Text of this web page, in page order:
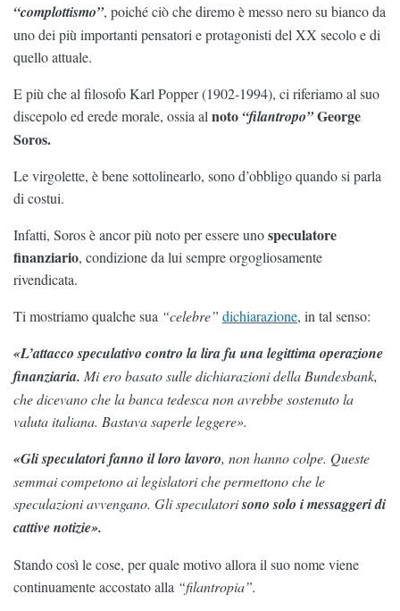
“complottismo”, poiché ciò che diremo è messo nero su bianco da
uno dei più importanti pensatori e protagonisti del XX secolo e di
quello attuale.
E più che al filosofo Karl Popper (1902-1994), ci riferiamo al suo
discepolo ed erede morale, ossia al noto “filantropo”George
Soros.
Le virgolette, è bene sottolinearlo, sono d’obbligo quando si parla
di costui.
Infatti, Soros è ancor più noto per essere unospeculatore
finanziario, condizione da lui sempre orgogliosamente
rivendicata.
Ti mostriamo qualche sua “celebre” dichiarazione, in tal senso:
«L’attacco speculativo contro la lira fu una legittima operazione
finanziaria. Mi ero basato sulle dichiarazioni della Bundesbank,
che dicevano che la banca tedesca non avrebbe sostenuto la
valuta italiana. Bastava saperle leggere».
«Gli speculatori fanno il loro lavoro, non hanno colpe. Queste
semmai competono ai legislatori che permettono che le
speculazioni avvengano. Gli speculatorisono solo i messaggeri di
cattive notizie».
Stando così le cose, per quale motivo allora il suo nome viene
continuamente accostato alla “filantropia”.